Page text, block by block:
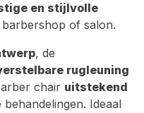
en stijlvolle
of salon.
, de
rugleuning
chair uitstekend
Ideaal